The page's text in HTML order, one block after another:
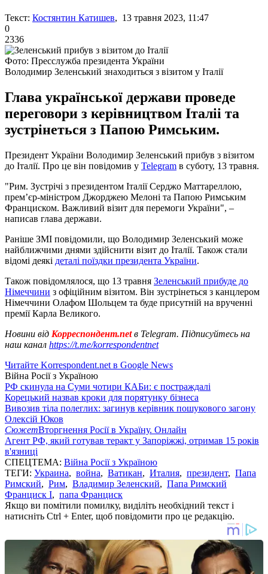
Текст: Костянтин Катишев, 13 травня 2023, 11:47
0
2336
Фото: Пресслужба президента України
Володимир Зеленський знаходиться з візитом у Італії
Глава української держави проведе
переговори з керівництвом Італіі та
зустрінеться з Папою Римським.
Президент України Володимир Зеленський прибув з візитом
до Італії. Про це він повідомив у Telegram в суботу, 13 травня.
"Рим. Зустрічі з президентом Італії Серджо Маттареллою,
премʼєр-міністром Джорджею Мелоні та Папою Римським
Франциском. Важливий візит для перемоги України", –
написав глава держави.
Раніше ЗМІ повідомили, що Володимир Зеленський може
найближчими днями здійснити візит до Італії. Також стали
відомі деякі деталі поїздки президента України.
Також повідомлялося, що 13 травня Зеленський прибуде до
Німеччини з офіційним візитом. Він зустрінеться з канцлером
Німеччини Олафом Шольцем та буде присутній на врученні
премії Карла Великого.
Новини від Корреспондент.netв Telegram. Підписуйтесь на
наш канал https://t.me/korrespondentnet
Читайте Korrespondent.net в Google News
Війна Росії з Україною
РФ скинула на Суми чотири КАБи: є постраждалі
Корецький назвав кроки для порятунку бізнеса
Вивозив тіла полеглих: загинув керівник пошукового загону
Олексій Юков
СюжетВторгнення Росії в Україну. Онлайн
Агент РФ, який готував теракт у Запоріжжі, отримав 15 років
в'язниці
СПЕЦТЕМА: Війна Росії з Україною
ТЕГИ: Украина, война, Ватикан, Италия, президент, Папа
Римский, Рим, Владимир Зеленский, Папа Римский
Франциск I, папа Франциск
Якщо ви помітили помилку, виділіть необхідний текст і
натисніть Ctrl + Enter, щоб повідомити про це редакцію.